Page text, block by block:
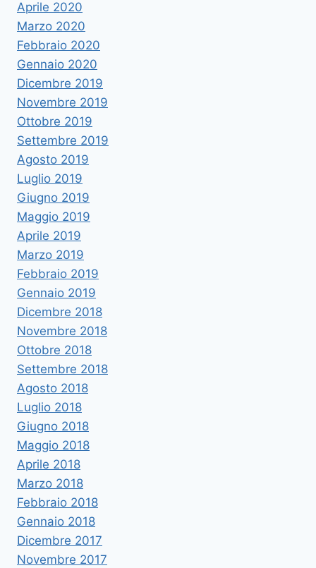
Aprile 2020
Marzo 2020
Febbraio 2020
Gennaio 2020
Dicembre 2019
Novembre 2019
Ottobre 2019
Settembre 2019
Agosto 2019
Luglio 2019
Giugno 2019
Maggio 2019
Aprile 2019
Marzo 2019
Febbraio 2019
Gennaio 2019
Dicembre 2018
Novembre 2018
Ottobre 2018
Settembre 2018
Agosto 2018
Luglio 2018
Giugno 2018
Maggio 2018
Aprile 2018
Marzo 2018
Febbraio 2018
Gennaio 2018
Dicembre 2017
Novembre 2017